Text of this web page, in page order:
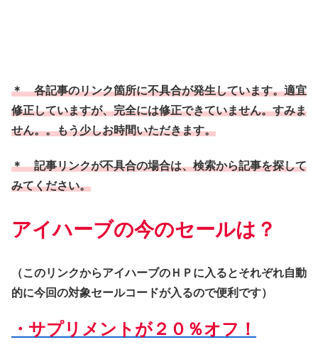
＊ 各記事のリンク箇所に不具合が発生しています。適宜
修正していますが、完全には修正できていません。すみま
せん。。もう少しお時間いただきます。
＊ 記事リンクが不具合の場合は、検索から記事を探して
みてください。
アイハーブの今のセールは？
（このリンクからアイハーブのＨＰに入るとそれぞれ自動
的に今回の対象セールコードが入るので便利です）
・サプリメントが２０％オフ！